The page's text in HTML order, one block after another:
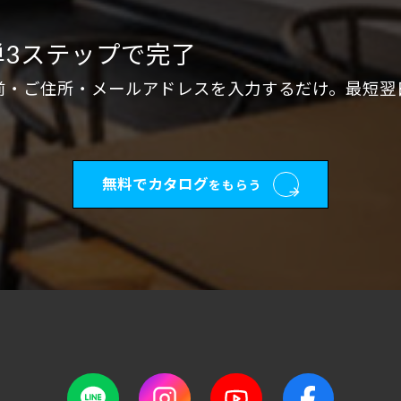
ステップで完了
・ご住所・メールアドレスを入力するだけ。最短
無料でカタログをもらう